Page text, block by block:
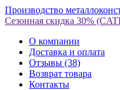
Производство
Сезонная скидка 30%
О компании
Доставка и оплата
Отзывы (38)
Возврат товара
Контакты